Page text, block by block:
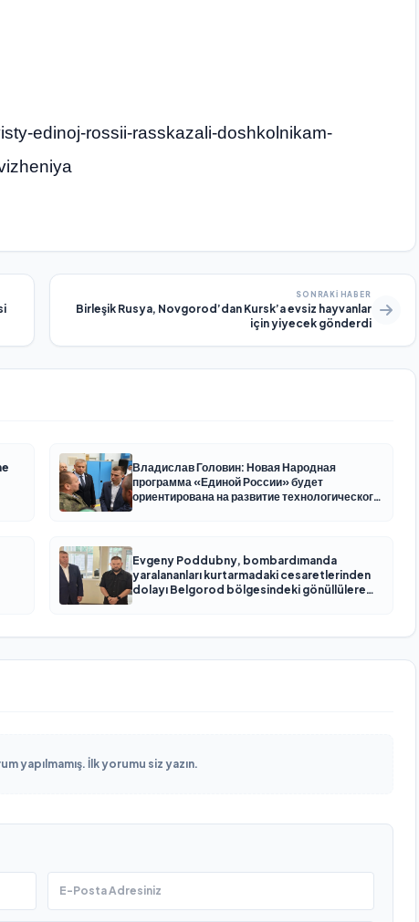
edinoj-rossii-rasskazali-doshkolnikam-
SONRAKI HABER
Birleşik Rusya, Novgorod’dan Kursk’a evsiz hayvanlar
için yiyecek gönderdi
Владислав Головин: Новая Народная
программа «Единой России» будет
ориентирована на развитие технологического
Evgeny Poddubny, bombardımanda
yaralananları kurtarmadaki cesaretlerinden
dolayı Belgorod bölgesindeki gönüllülere
yapılmamış. İlk yorumu siz yazın.